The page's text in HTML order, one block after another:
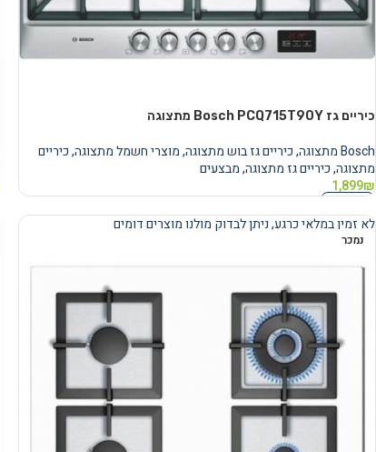
כיריים גז Bosch PCQ715T90Y מתצוגה
Bosch מתצוגה ,כיריים גז בוש מתצוגה,מוצרי חשמל מתצוגה,כיריים
מתצוגה,כיריים גז מתצוגה,מבצעים
1,899₪
מידע נוסף
נמכר
לא זמין במלאי כרגע, ניתן לבדוק מולנו מוצרים דומים